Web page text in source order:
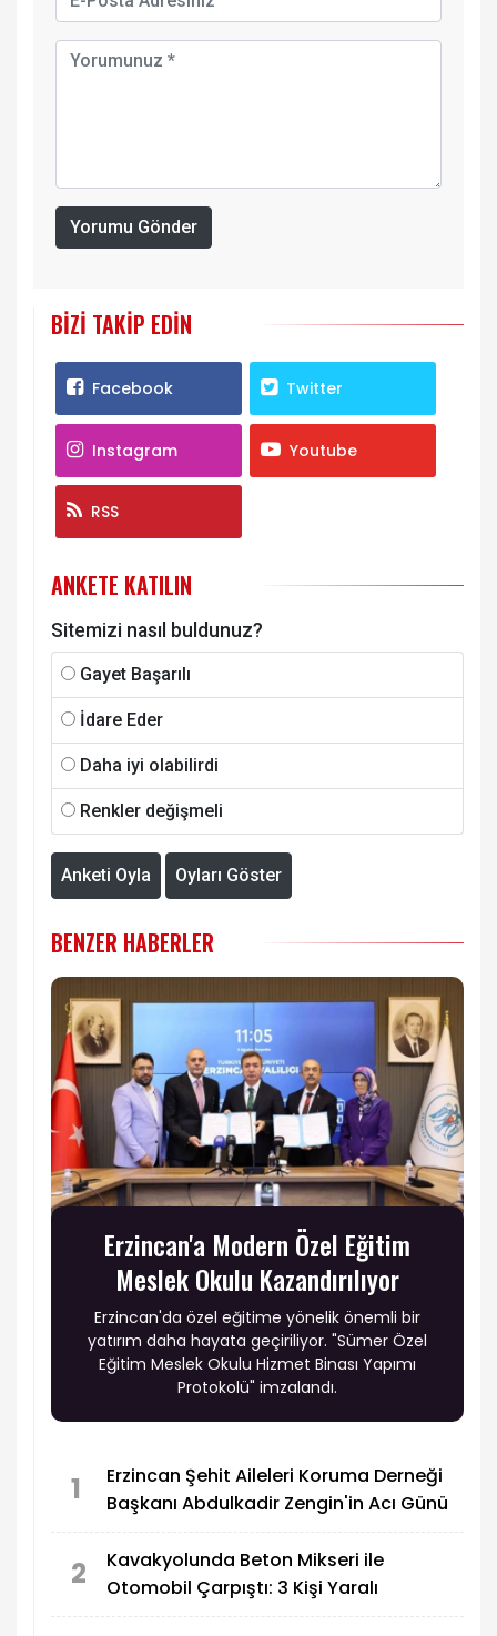
Yorumu Gönder
BIZI TAKIP EDIN
Facebook Twitter
Instagram Youtube
RSS
ANKETE KATILIN
Sitemizi nasıl buldunuz?
Gayet Başarılı
İdare Eder
Daha iyi olabilirdi
Renkler değişmeli
Anketi Oyla Oyları Göster
BENZER HABERLER
Erzincan'a Modern Özel Eğitim
Meslek Okulu Kazandırılıyor
Erzincan'da özel eğitime yönelik önemli bir
yatırım daha hayata geçiriliyor. "Sümer Özel
Eğitim Meslek Okulu Hizmet Binası Yapımı
Protokolü" imzalandı.
1
Erzincan Şehit Aileleri Koruma Derneği
Başkanı Abdulkadir Zengin'in Acı Günü
2
Kavakyolunda Beton Mikseri ile
Otomobil Çarpıştı: 3 Kişi Yaralı